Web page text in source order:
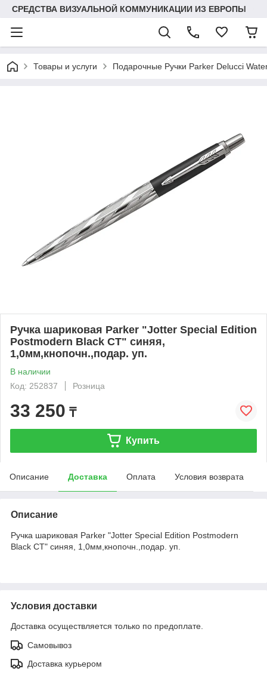
СРЕДСТВА ВИЗУАЛЬНОЙ КОММУНИКАЦИИ ИЗ ЕВРОПЫ
Товары и услуги Подарочные Ручки Parker Delucci
Ручка шариковая Parker "Jotter Special Edition
Postmodern Black CT" синяя,
1,0мм,кнопочн.,подар. уп.
В наличии
Код: 252837
Розница
33 250 ₸
Купить
Описание Доставка Оплата Условия возврата
Описание
Ручка шариковая Parker "Jotter Special Edition Postmodern
Black CT" синяя, 1,0мм,кнопочн.,подар. уп.
Условия доставки
Доставка осуществляется только по предоплате.
Самовывоз
Доставка курьером